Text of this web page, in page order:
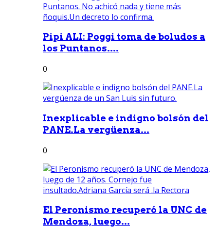
Pipi ALI: Poggi toma de boludos a
los Puntanos....
0
Inexplicable e indigno bolsón del
PANE.La vergüenza...
0
El Peronismo recuperó la UNC de
Mendoza, luego...